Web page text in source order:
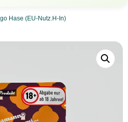
Hase (EU-Nutz.H-In)